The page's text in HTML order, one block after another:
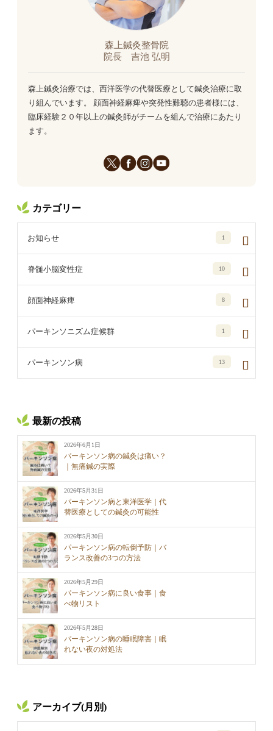
森上鍼灸整骨院
院長 吉池 弘明
森上鍼灸治療では、西洋医学の代替医療として鍼灸治療に取
り組んでいます。 顔面神経麻痺や突発性難聴の患者様には、
臨床経験２０年以上の鍼灸師がチームを組んで治療にあたり
ます。
カテゴリー
お知らせ 1
脊髄小脳変性症 10
顔面神経麻痺 8
パーキンソニズム症候群 1
パーキンソン病 13
最新の投稿
2026年6月1日
パーキンソン病の鍼灸は痛い？
｜無痛鍼の実際
2026年5月31日
パーキンソン病と東洋医学｜代
替医療としての鍼灸の可能性
2026年5月30日
パーキンソン病の転倒予防｜バ
ランス改善の3つの方法
2026年5月29日
パーキンソン病に良い食事｜食
べ物リスト
2026年5月28日
パーキンソン病の睡眠障害｜眠
れない夜の対処法
アーカイブ(月別)